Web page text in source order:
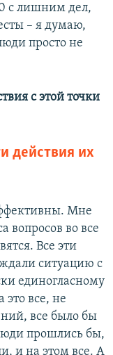
с лишним дел,
– я думаю,
просто не
с этой точки
действия их
Мне
вопросов во все
Все эти
ситуацию с
единогласному
это все, не
все было бы
прошлись бы,
и на этом все. А